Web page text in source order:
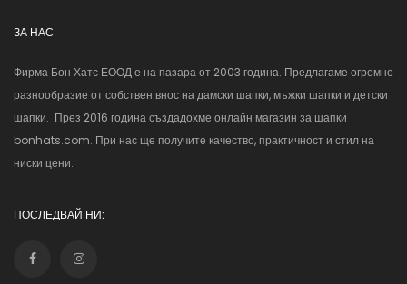
ЗА НАС
Фирма Бон Хатс ЕООД е на пазара от 2003 година. Предлагаме огромно
разнообразие от собствен внос на дамски шапки, мъжки шапки и детски
шапки. През 2016 година създадохме онлайн магазин за шапки
bonhats.com. При нас ще получите качество, практичност и стил на
ниски цени.
ПОСЛЕДВАЙ НИ: